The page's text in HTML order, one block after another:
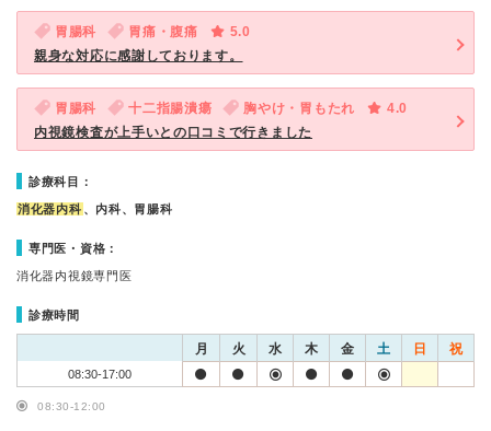
胃腸科 胃痛・腹痛
5.0
親身な対応に感謝しております。
胃腸科 十二指腸潰瘍 胸やけ・胃もたれ
4.0
内視鏡検査が上手いとの口コミで行きました
診療科目：
消化器内科 、内科、胃腸科
専門医・資格：
消化器内視鏡専門医
診療時間
月 火 水 木 金 土 日 祝
08:30-17:00
08:30-12:00